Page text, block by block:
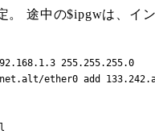
。 途中の$ipgwは、イ
255.255.255.0
ether0 add